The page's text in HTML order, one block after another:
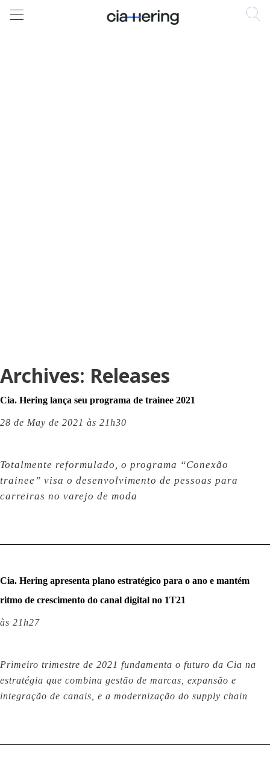
Archives: Releases
Cia. Hering lança seu programa de trainee 2021
28 de May de 2021 às 21h30
Totalmente reformulado, o programa “Conexão
trainee” visa o desenvolvimento de pessoas para
carreiras no varejo de moda
Cia. Hering apresenta plano estratégico para o ano e mantém
ritmo de crescimento do canal digital no 1T21
às 21h27
Primeiro trimestre de 2021 fundamenta o futuro da Cia na
estratégia que combina gestão de marcas, expansão e
integração de canais, e a modernização do supply chain